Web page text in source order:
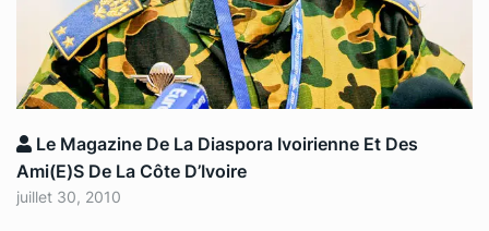
Le Magazine De La Diaspora Ivoirienne Et Des
Ami(e)s De La Côte D’Ivoire
juillet 30, 2010